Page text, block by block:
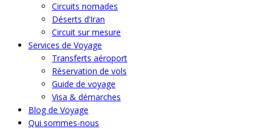
Circuits nomades
Déserts d’Iran
Circuit sur mesure
Services de Voyage
Transferts aéroport
Réservation de vols
Guide de voyage
Visa & démarches
Blog de Voyage
Qui sommes-nous